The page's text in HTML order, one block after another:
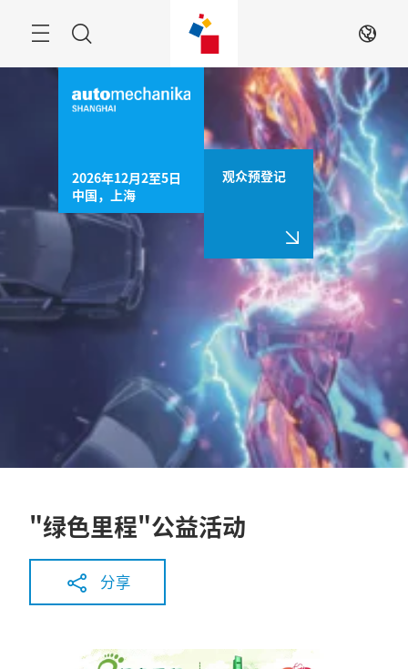
菜
ZH
2026年12月2至5日
中国，上海
观众预登记
"绿色里程"公益活动
分享